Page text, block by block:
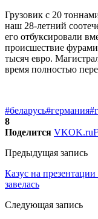
Грузовик с 20
наш 28-летний
его отбуксировали
происшествие
тысяч евро.
время полностью
#беларусь#германия
8
Поделится VKOK.ru
Предыдущая запись
Казус на
завелась
Следующая запись